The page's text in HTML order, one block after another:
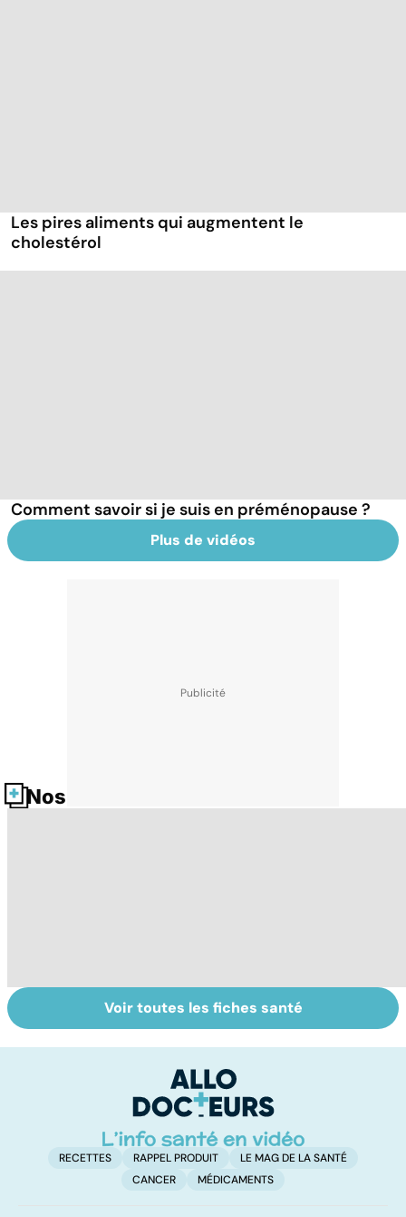
Les pires aliments qui augmentent le
cholestérol
Comment savoir si je suis en préménopause ?
Plus de vidéos
Nos fiches santé
Quand les tics
dévorent la vie
Laboratoires,
bienfaiteurs ou
Voir toutes les fiches santé
RECETTES RAPPEL PRODUIT
LE MAG DE LA SANTÉ
CANCER
MÉDICAMENTS